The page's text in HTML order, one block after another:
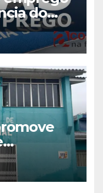
do
a
e